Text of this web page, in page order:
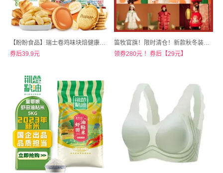
【盼盼食品】瑞士卷鸡味块焙健康礼盒装1327g
券后39.9元
笛牧官旗！限时清仓！新款秋冬装合集款
领券280元 ！券后【29元】